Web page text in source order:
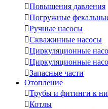
Повышения давления
Погружные
Ручные насосы
Скважинные насосы
Циркуляционные
Циркуляционные
Запасные части
Отопление
Трубы и фитинги к
Котлы